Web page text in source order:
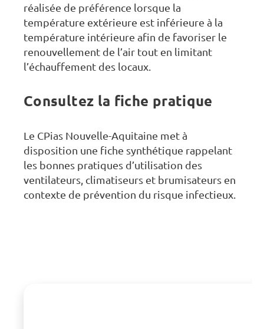
réalisée de préférence lorsque la
température extérieure est inférieure à la
température intérieure afin de favoriser le
renouvellement de l’air tout en limitant
l’échauffement des locaux.
Consultez la fiche pratique
Le CPias Nouvelle-Aquitaine met à
disposition une fiche synthétique rappelant
les bonnes pratiques d’utilisation des
ventilateurs, climatiseurs et brumisateurs en
contexte de prévention du risque infectieux.